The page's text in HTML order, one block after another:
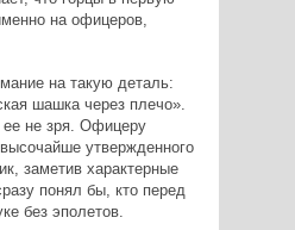
на офицеров,
на такую деталь:
шашка через плечо».
ее не зря. Офицеру
утвержденного
заметив характерные
понял бы, кто перед
без эполетов.